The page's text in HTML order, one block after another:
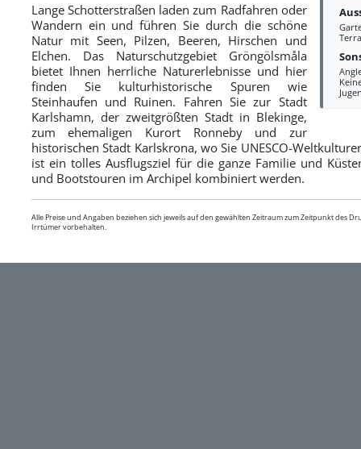
Lange Schotterstraßen laden zum Radfahren oder
Wandern ein und führen Sie durch die schöne
Natur mit Seen, Pilzen, Beeren, Hirschen und
Elchen. Das Naturschutzgebiet Gröngölsmåla
bietet Ihnen herrliche Naturerlebnisse und hier
finden Sie kulturhistorische Spuren wie
Steinhaufen und Ruinen. Fahren Sie zur Stadt
Karlshamn, der zweitgrößten Stadt in Blekinge,
zum ehemaligen Kurort Ronneby und zur
historischen Stadt Karlskrona, wo Sie UNESCO-
ist ein tolles Ausflugsziel für die ganze Familie und
und Bootstouren im Archipel kombiniert werden.
Alle Preise und Angaben beziehen sich jeweils auf den gewählten Zeitraum zum Zeitpunkt des
Irrtümer vorbehalten.